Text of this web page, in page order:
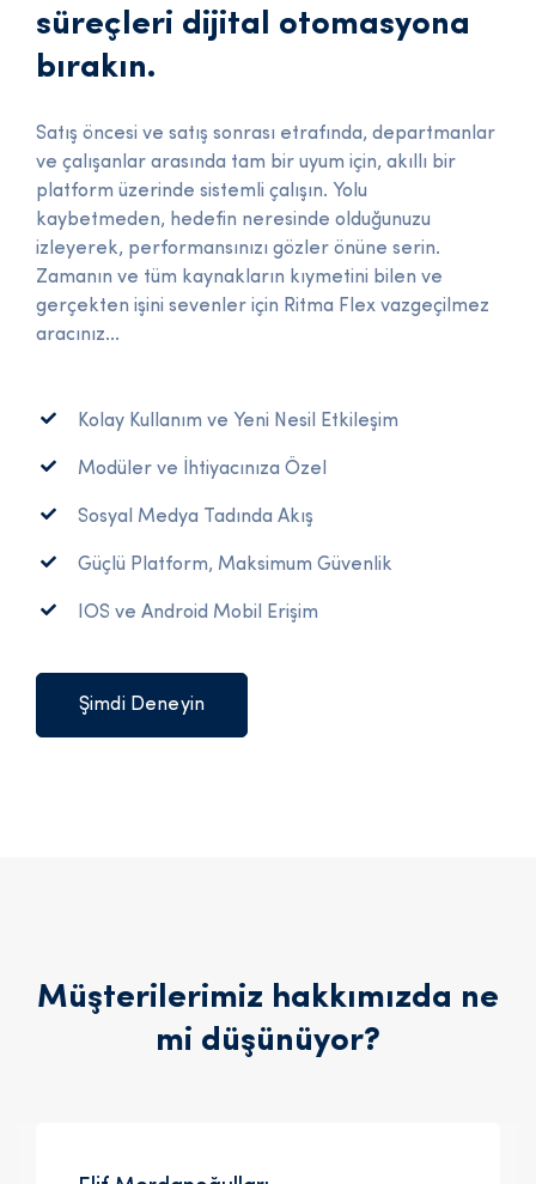
süreçleri dijital otomasyona
bırakın.
Satış öncesi ve satış sonrası etrafında, departmanlar
ve çalışanlar arasında tam bir uyum için, akıllı bir
platform üzerinde sistemli çalışın. Yolu
kaybetmeden, hedefin neresinde olduğunuzu
izleyerek, performansınızı gözler önüne serin.
Zamanın ve tüm kaynakların kıymetini bilen ve
gerçekten işini sevenler için Ritma Flex vazgeçilmez
aracınız...
Kolay Kullanım ve Yeni Nesil Etkileşim
Modüler ve İhtiyacınıza Özel
Sosyal Medya Tadında Akış
Güçlü Platform, Maksimum Güvenlik
IOS ve Android Mobil Erişim
Şimdi Deneyin
Müşterilerimiz hakkımızda ne
mi düşünüyor?